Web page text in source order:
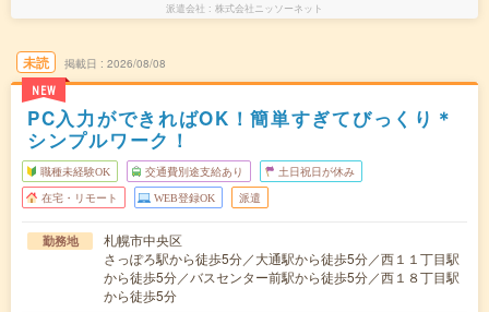
派遣会社 株式会社ニッソーネット
未読
NEW
掲載日 2026/08/08
PC入力ができればOK！簡単すぎてびっくり＊
シンプルワーク！
職種未経験OK 交通費別途支給あり 土日祝日が休み
在宅・リモート WEB登録OK 派遣
勤務地
札幌市中央区
さっぽろ駅から徒歩5分／大通駅から徒歩5分／西１１丁目駅
から徒歩5分／バスセンター前駅から徒歩5分／西１８丁目駅
から徒歩5分